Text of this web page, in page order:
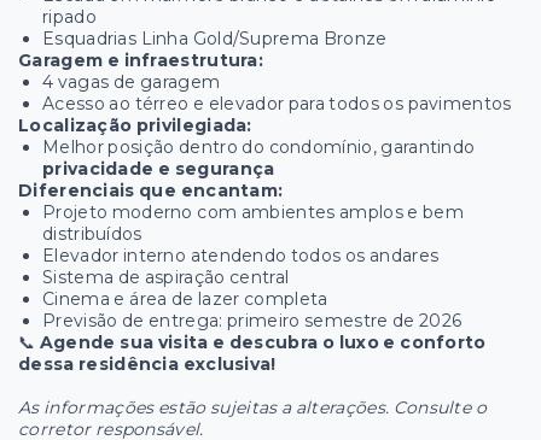
ripado
Esquadrias Linha Gold/Suprema Bronze
Garagem e infraestrutura:
4 vagas de garagem
Acesso ao térreo e elevador para todos os pavimentos
Localização privilegiada:
Melhor posição dentro do condomínio, garantindo
privacidade e segurança
Diferenciais que encantam:
Projeto moderno com ambientes amplos e bem
distribuídos
Elevador interno atendendo todos os andares
Sistema de aspiração central
Cinema e área de lazer completa
Previsão de entrega: primeiro semestre de 2026
📞 Agende sua visita e descubra o luxo e conforto
dessa residência exclusiva!
As informações estão sujeitas a alterações. Consulte o
corretor responsável.